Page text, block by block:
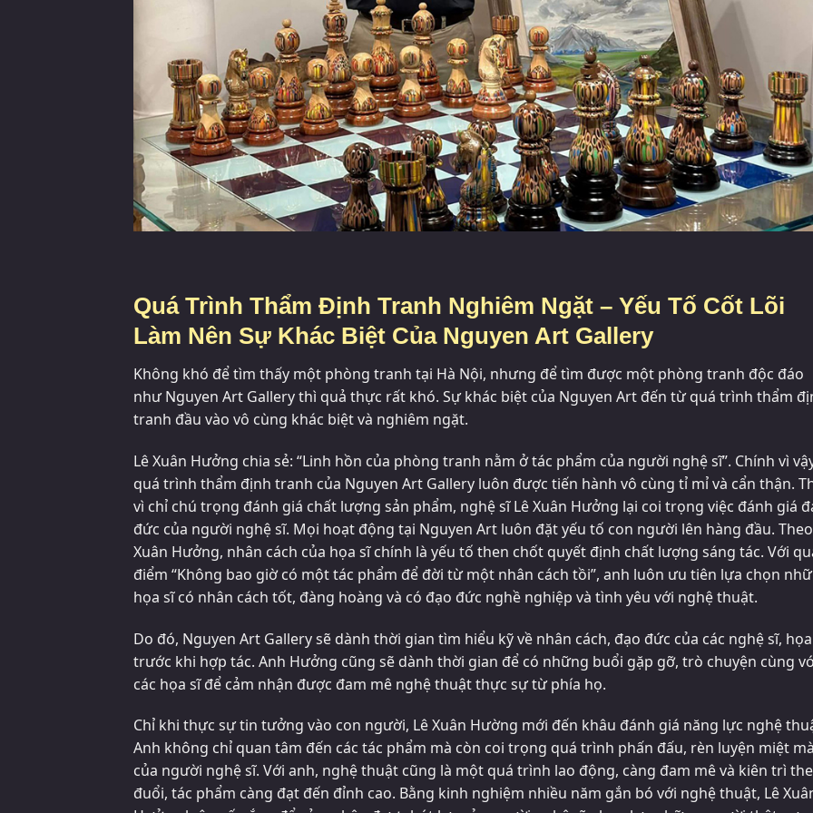
Quá Trình Thẩm Định Tranh Nghiêm Ngặt – Yếu Tố Cốt Lõi
Làm Nên Sự Khác Biệt Của Nguyen Art Gallery
Không khó để tìm thấy một phòng tranh tại Hà Nội, nhưng để tìm được một phòng tranh độc đáo
như Nguyen Art Gallery thì quả thực rất khó. Sự khác biệt của Nguyen Art đến từ quá trình thẩm
tranh đầu vào vô cùng khác biệt và nghiêm ngặt.
Lê Xuân Hưởng chia sẻ: “Linh hồn của phòng tranh nằm ở tác phẩm của người nghệ sĩ”. Chính vì
quá trình thẩm định tranh của Nguyen Art Gallery luôn được tiến hành vô cùng tỉ mỉ và cẩn thận.
vì chỉ chú trọng đánh giá chất lượng sản phẩm, nghệ sĩ Lê Xuân Hưởng lại coi trọng việc đánh giá
đức của người nghệ sĩ. Mọi hoạt động tại Nguyen Art luôn đặt yếu tố con người lên hàng đầu.
Xuân Hưởng, nhân cách của họa sĩ chính là yếu tố then chốt quyết định chất lượng sáng tác. Với
điểm “Không bao giờ có một tác phẩm để đời từ một nhân cách tồi”, anh luôn ưu tiên lựa chọn
họa sĩ có nhân cách tốt, đàng hoàng và có đạo đức nghề nghiệp và tình yêu với nghệ thuật.
Do đó, Nguyen Art Gallery sẽ dành thời gian tìm hiểu kỹ về nhân cách, đạo đức của các nghệ sĩ,
trước khi hợp tác. Anh Hưởng cũng sẽ dành thời gian để có những buổi gặp gỡ, trò chuyện cùng
các họa sĩ để cảm nhận được đam mê nghệ thuật thực sự từ phía họ.
Chỉ khi thực sự tin tưởng vào con người, Lê Xuân Hường mới đến khâu đánh giá năng lực nghệ
Anh không chỉ quan tâm đến các tác phẩm mà còn coi trọng quá trình phấn đấu, rèn luyện miệt
của người nghệ sĩ. Với anh, nghệ thuật cũng là một quá trình lao động, càng đam mê và kiên trì
đuổi, tác phẩm càng đạt đến đỉnh cao. Bằng kinh nghiệm nhiều năm gắn bó với nghệ thuật, Lê